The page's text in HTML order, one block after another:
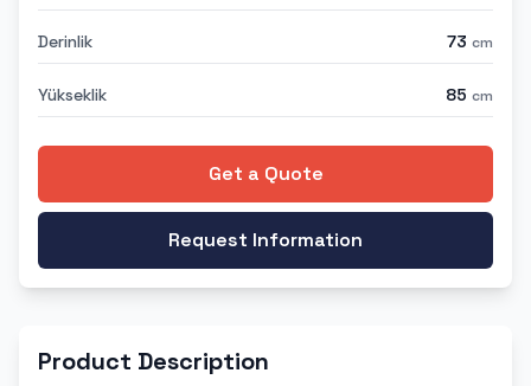
Derinlik 73 cm
Yükseklik 85 cm
Get a Quote
Request Information
Product Description